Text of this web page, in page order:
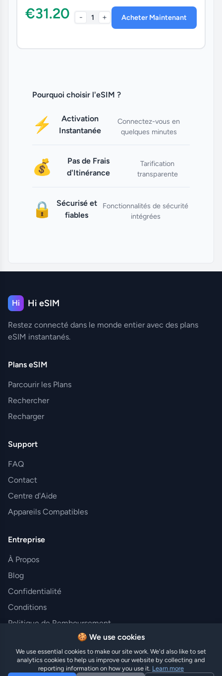
€31.20 - 1 + Acheter Maintenant
Pourquoi choisir l'eSIM ?
⚡
Activation
Instantanée
Connectez-vous en
quelques minutes
💰
Pas de Frais
d'Itinérance
Tarification
transparente
🔒
Sécurisé et
fiables
Fonctionnalités de sécurité
intégrées
Hi Hi eSIM
Restez connecté dans le monde entier avec des plans
eSIM instantanés.
Plans eSIM
Parcourir les Plans
Rechercher
Recharger
Support
FAQ
Contact
Centre d'Aide
Appareils Compatibles
Entreprise
À Propos
Blog
Confidentialité
Conditions
Politique de Remboursement
© 2025 Hi eSIM. Tous droits réservés.
🍪 We use cookies
We use essential cookies to make our site work. We'd also like to set
analytics cookies to help us improve our website by collecting and
reporting information on how you use it. Learn more